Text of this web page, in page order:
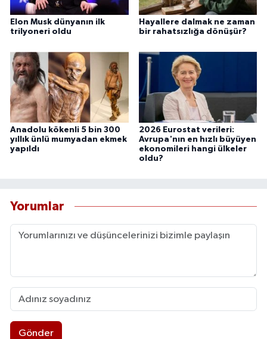
Elon Musk dünyanın ilk
trilyoneri oldu
Hayallere dalmak ne zaman
bir rahatsızlığa dönüşür?
Anadolu kökenli 5 bin 300
yıllık ünlü mumyadan ekmek
yapıldı
2026 Eurostat verileri:
Avrupa'nın en hızlı büyüyen
ekonomileri hangi ülkeler
oldu?
Yorumlar
Gönder